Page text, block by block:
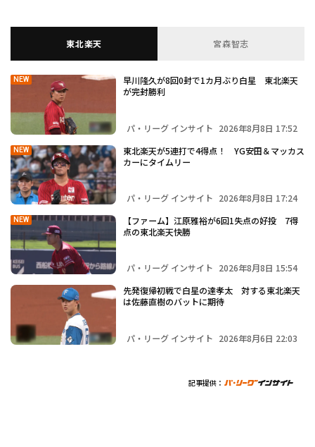
東北楽天 宮森智志
NEW
早川隆久が8回0封で1カ月ぶり白星 東北楽天
が完封勝利
パ・リーグ インサイト 2026年8月8日 17:52
NEW
東北楽天が5連打で4得点！ YG安田＆マッカス
カーにタイムリー
パ・リーグ インサイト 2026年8月8日 17:24
NEW
【ファーム】江原雅裕が6回1失点の好投 7得
点の東北楽天快勝
パ・リーグ インサイト 2026年8月8日 15:54
先発復帰初戦で白星の達孝太 対する東北楽天
は佐藤直樹のバットに期待
パ・リーグ インサイト 2026年8月6日 22:03
記事提供：